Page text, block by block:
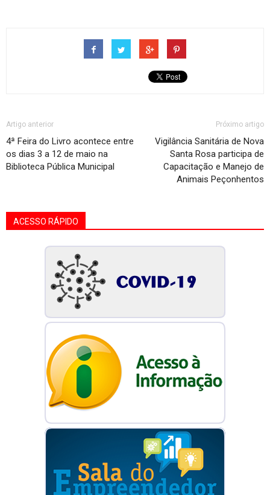
Artigo anterior
4ª Feira do Livro acontece entre
os dias 3 a 12 de maio na
Biblioteca Pública Municipal
Próximo artigo
Vigilância Sanitária de Nova
Santa Rosa participa de
Capacitação e Manejo de
Animais Peçonhentos
ACESSO RÁPIDO